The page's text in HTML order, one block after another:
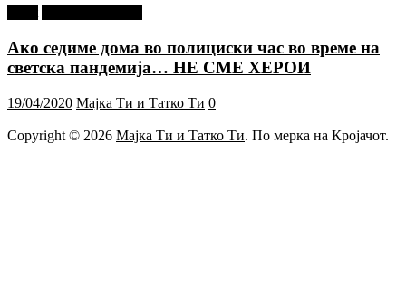
Ако седиме дома во полициски час во време на
светска пандемија… НЕ СМЕ ХЕРОИ
19/04/2020 Мајка Ти и Татко Ти 0
Copyright © 2026 Мајка Ти и Татко Ти. По мерка на Кројачот.